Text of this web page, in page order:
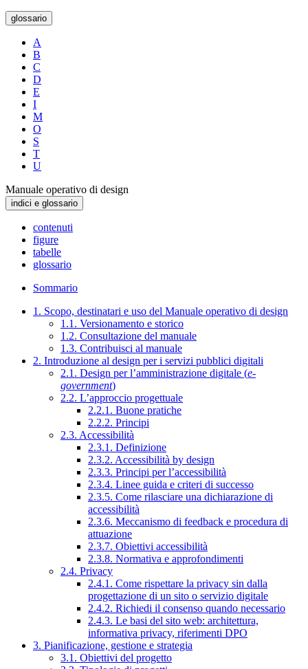
glossario
A
B
C
D
E
I
M
O
S
T
U
Manuale operativo di design
indici e glossario
contenuti
figure
tabelle
glossario
Sommario
1. Scopo, destinatari e uso del Manuale operativo di design
1.1. Versionamento e storico
1.2. Consultazione del manuale
1.3. Contribuisci al manuale
2. Introduzione al design per i servizi pubblici digitali
2.1. Design per l’amministrazione digitale (e-
government)
2.2. L’approccio progettuale
2.2.1. Buone pratiche
2.2.2. Principi
2.3. Accessibilità
2.3.1. Definizione
2.3.2. Accessibilità by design
2.3.3. Principi per l’accessibilità
2.3.4. Linee guida e criteri di successo
2.3.5. Come rilasciare una dichiarazione di
accessibilità
2.3.6. Meccanismo di feedback e procedura di
attuazione
2.3.7. Obiettivi accessibilità
2.3.8. Normativa e approfondimenti
2.4. Privacy
2.4.1. Come rispettare la privacy sin dalla
progettazione di un sito o servizio digitale
2.4.2. Richiedi il consenso quando necessario
2.4.3. Le basi del sito web: architettura,
informativa privacy, riferimenti DPO
3. Pianificazione, gestione e strategia
3.1. Obiettivi del progetto